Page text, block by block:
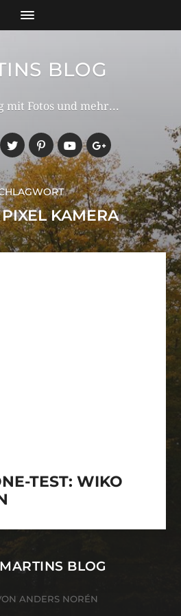
BLOG
mit Fotos und mehr...
KAMERA
TEST: WIKO
MARTINS BLOG
ANDERS NORÉN